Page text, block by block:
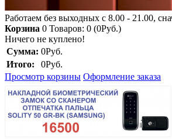
Работаем без выходных с 8.00 - 21.00,
Корзина 0 Товаров: 0 (0Руб.)
Ничего не куплено!
Сумма: 0Руб.
Итого:
0Руб.
Просмотр корзины Оформление заказа